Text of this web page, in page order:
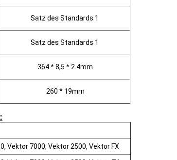
Satz des Standards 1
Satz des Standards 1
364 * 8,5 * 2.4mm
260 * 19mm
Vektor 7000, Vektor 2500, Vektor FX